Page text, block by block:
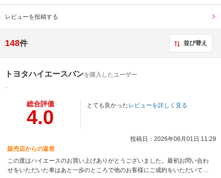
レビューを投稿する
148件 並び替え
トヨタハイエースバンを購入したユーザー
、
総合評価
4.0
とても良かったレビューを詳しく見る
投稿日：2026年08月01日 11:29
販売店からの返答
この度はハイエースのお買い上げありがとうございました。最初お問い合わ
せをいただいた車はあと一歩のところで他のお客様にご成約をいただいてし